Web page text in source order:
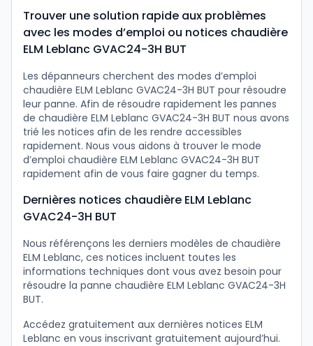
Trouver une solution rapide aux problèmes
avec les modes d’emploi ou notices chaudière
ELM Leblanc GVAC24-3H BUT
Les dépanneurs cherchent des modes d’emploi
chaudière ELM Leblanc GVAC24-3H BUT pour résoudre
leur panne. Afin de résoudre rapidement les pannes
de chaudière ELM Leblanc GVAC24-3H BUT nous avons
trié les notices afin de les rendre accessibles
rapidement. Nous vous aidons à trouver le mode
d’emploi chaudière ELM Leblanc GVAC24-3H BUT
rapidement afin de vous faire gagner du temps.
Dernières notices chaudière ELM Leblanc
GVAC24-3H BUT
Nous référençons les derniers modèles de chaudière
ELM Leblanc, ces notices incluent toutes les
informations techniques dont vous avez besoin pour
résoudre la panne chaudière ELM Leblanc GVAC24-3H
BUT.
Accédez gratuitement aux dernières notices ELM
Leblanc en vous inscrivant gratuitement aujourd’hui.